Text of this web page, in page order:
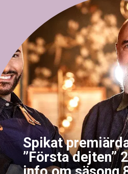
Spikat
”Första dejten”